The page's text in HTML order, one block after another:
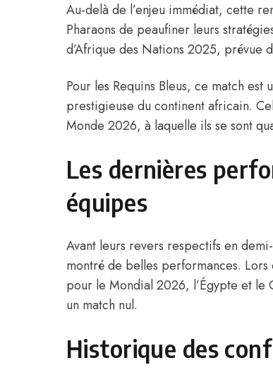
Au-delà de l’enjeu immédiat, cette
Pharaons de peaufiner leurs
d’Afrique des Nations 2025, prévue
Pour les Requins Bleus, ce match
prestigieuse du continent africain.
Monde 2026, à laquelle ils se sont
Les dernières
équipes
Avant leurs revers respectifs en
montré de belles performances.
pour le Mondial 2026, l’Égypte et
un match nul.
Historique des